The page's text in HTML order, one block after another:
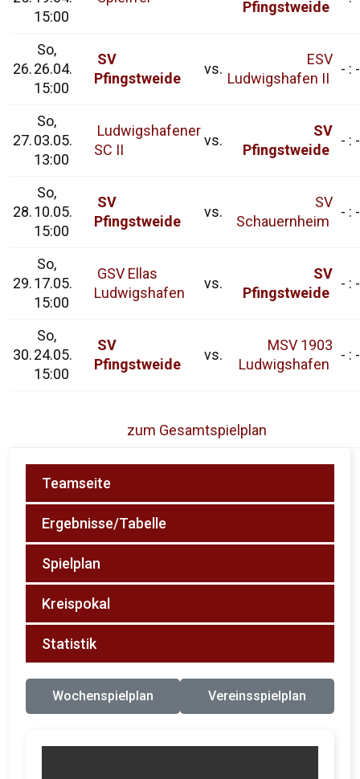
15:00
Pfingstweide
26.
So,
26.04.
15:00
SV
Pfingstweide
vs.
ESV
Ludwigshafen II
- : -
27.
So,
03.05.
13:00
Ludwigshafener
SC II
vs.
SV
Pfingstweide
- : -
28.
So,
10.05.
15:00
SV
Pfingstweide
vs.
SV
Schauernheim
- : -
29.
So,
17.05.
15:00
GSV Ellas
Ludwigshafen
vs.
SV
Pfingstweide
- : -
30.
So,
24.05.
15:00
SV
Pfingstweide
vs.
MSV 1903
Ludwigshafen
- : -
zum Gesamtspielplan
Teamseite
Ergebnisse/Tabelle
Spielplan
Kreispokal
Statistik
Wochenspielplan Vereinsspielplan